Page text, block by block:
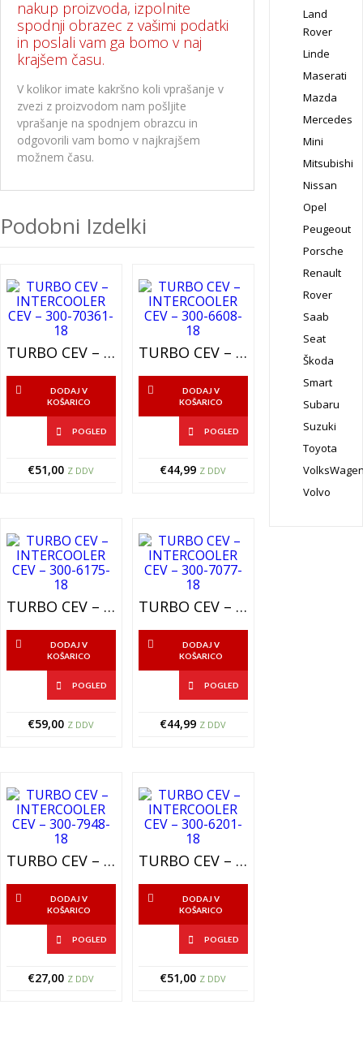
nakup proizvoda, izpolnite
spodnji obrazec z vašimi podatki
in poslali vam ga bomo v naj
krajšem času.
V kolikor imate kakršno koli vprašanje v
zvezi z proizvodom nam pošljite
vprašanje na spodnjem obrazcu in
odgovorili vam bomo v najkrajšem
možnem času.
Podobni Izdelki
TURBO CEV – INTERCOOLER CEV – 300-70361-18
DODAJ V
KOŠARICO
POGLED
€51,00 Z DDV
TURBO CEV – INTERCOOLER CEV – 300-6608-18
DODAJ V
KOŠARICO
POGLED
€44,99 Z DDV
TURBO CEV – INTERCOOLER CEV – 300-6175-18
DODAJ V
KOŠARICO
POGLED
€59,00 Z DDV
TURBO CEV – INTERCOOLER CEV – 300-7077-18
DODAJ V
KOŠARICO
POGLED
€44,99 Z DDV
TURBO CEV – INTERCOOLER CEV – 300-7948-18
DODAJ V
KOŠARICO
POGLED
€27,00 Z DDV
TURBO CEV – INTERCOOLER CEV – 300-6201-18
DODAJ V
KOŠARICO
POGLED
€51,00 Z DDV
Land
Rover
Linde
Maserati
Mazda
Mercedes
Mini
Mitsubishi
Nissan
Opel
Peugeout
Porsche
Renault
Rover
Saab
Seat
Škoda
Smart
Subaru
Suzuki
Toyota
Volvo